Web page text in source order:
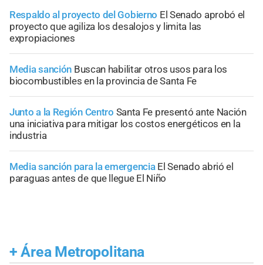
Respaldo al proyecto del Gobierno El Senado aprobó el
proyecto que agiliza los desalojos y limita las
expropiaciones
Media sanción Buscan habilitar otros usos para los
biocombustibles en la provincia de Santa Fe
Junto a la Región Centro Santa Fe presentó ante Nación
una iniciativa para mitigar los costos energéticos en la
industria
Media sanción para la emergencia El Senado abrió el
paraguas antes de que llegue El Niño
+ Área Metropolitana